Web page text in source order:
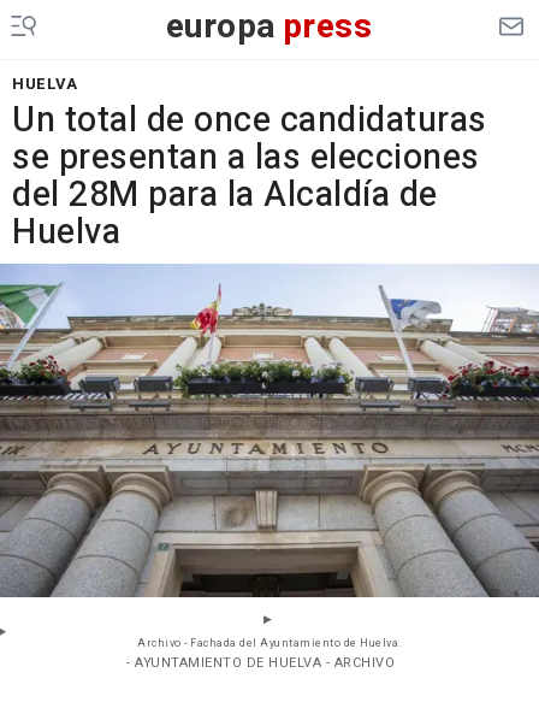
europa press
HUELVA
Un total de once candidaturas
se presentan a las elecciones
del 28M para la Alcaldía de
Huelva
Archivo - Fachada del Ayuntamiento de Huelva.
- AYUNTAMIENTO DE HUELVA - ARCHIVO